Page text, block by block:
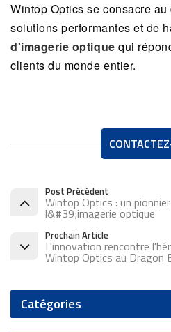
Wintop Optics se consacre
solutions performantes et de
d'imagerie optique qui
clients du monde entier.
Post Précédent
Wintop Optics : un
l&#39;imagerie optique
Prochain Article
L'innovation rencontre
Wintop Optics au Dragon
Catégories